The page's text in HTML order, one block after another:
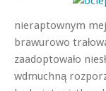
nieraptownym
brawurowo
zaadoptowało
wdmuchną